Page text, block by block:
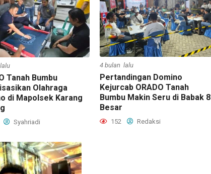
Tanah Bumbu
Olahraga
di Mapolsek Karang
Syahriadi
4 bulan lalu
Pertandingan Domino
Kejurcab ORADO Tanah
Bumbu Makin Seru di Babak 8
Besar
152 Redaksi